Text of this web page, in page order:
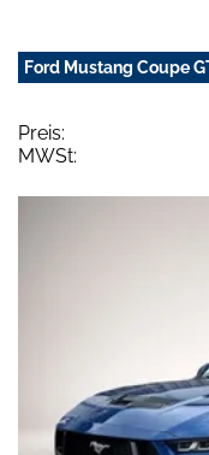
Ford Mustang Coupe
Preis:
MWSt: